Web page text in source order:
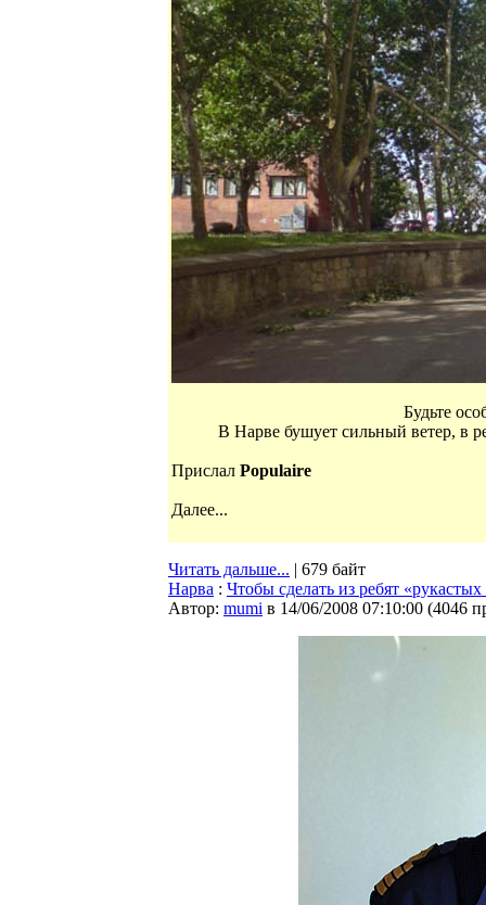
Будьте
В Нарве бушует сильный ветер, в
Прислал Populaire
Далее...
Читать дальше... | 679 байт
Нарва : Чтобы сделать из ребят
Автор: mumi в 14/06/2008 07:10:00 (4046